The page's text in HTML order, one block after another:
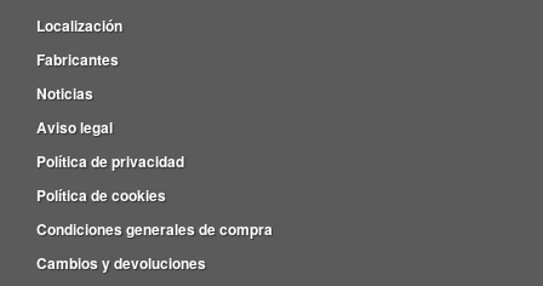
Localización
Fabricantes
Noticias
Aviso legal
Política de privacidad
Política de cookies
Condiciones generales de compra
Cambios y devoluciones